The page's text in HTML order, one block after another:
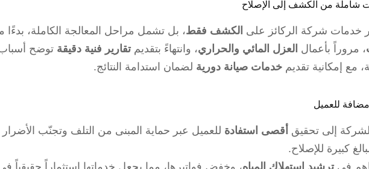
خدمات شركة الركائز على الكشف فقط، بل تشمل مراحل المعالجة الكاملة، بدءًا
، مروراً بأعمال العزل المائي والحراري، وانتهاءً بتقديمتقارير فنية دقيقة توضح
مع إمكانية تقديمخدمات صيانة دورية لضمان استدامة النتائج.
إلى تحقيق أقصى استفادة للعميل عبر حماية المبنى من التلف وتجنّب الأضرار
كبيرة للإصلاح.
فيترشيد استهلاك المياه، وخفض فواتيرها، مما يجعل خدماتها استثماراً حقيقياً